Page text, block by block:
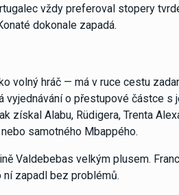
vždy preferoval stopery
dokonale zapadá.
volný hráč — má v ruce cestu
vyjednávání o přestupové částce
získal Alabu, Rüdigera, Trenta
samotného Mbappého.
Valdebebas velkým plusem.
ní zapadl bez problémů.